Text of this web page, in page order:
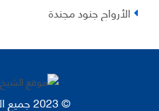
الأرواح جنود مجندة
© 2023 جميع الحقوق محفوظة